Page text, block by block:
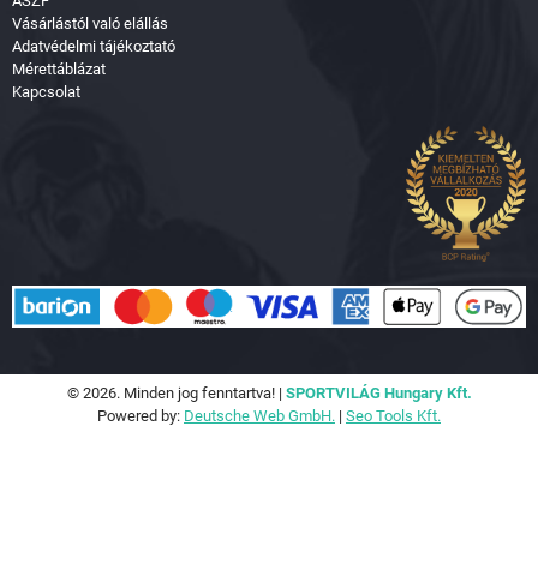
Vásárlástól való elállás
Adatvédelmi tájékoztató
Mérettáblázat
Kapcsolat
© 2026. Minden jog fenntartva! | SPORTVILÁG Hungary Kft.
Powered by: Deutsche Web GmbH. | Seo Tools Kft.